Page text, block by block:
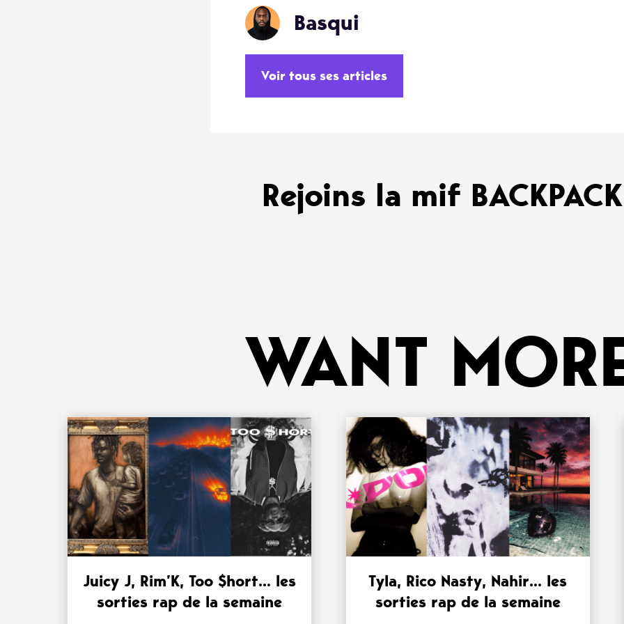
Basqui
Voir tous ses articles
Rejoins la mif
WANT
Juicy J, Rim’K, Too $hort… les
sorties rap de la semaine
Tyla, Rico Nasty, Nahir… les
sorties rap de la semaine